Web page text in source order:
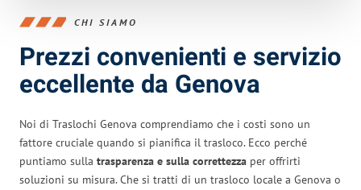
CHI SIAMO
Prezzi convenienti e servizio
eccellente da Genova
Noi di Traslochi Genova comprendiamo che i costi sono un
fattore cruciale quando si pianifica il trasloco. Ecco perché
puntiamo sulla trasparenza e sulla correttezza per offrirti
soluzioni su misura. Che si tratti di un trasloco locale a Genova o